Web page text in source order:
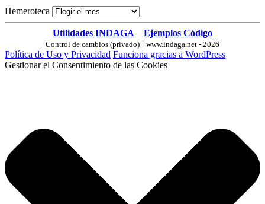
Hemeroteca
Utilidades INDAGA Ejemplos Código
Control de cambios (privado) | www.indaga.net - 2026
Política de Uso y Privacidad Funciona gracias a WordPress
Gestionar el Consentimiento de las Cookies